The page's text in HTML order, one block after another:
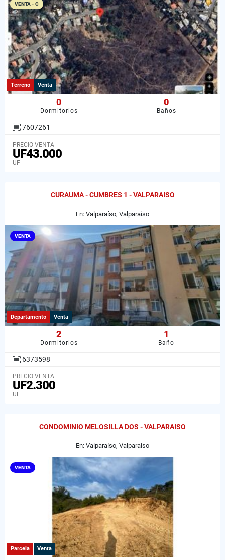
VENTA - C
Terreno Venta
0
Dormitorios
0
Baños
7607261
PRECIO VENTA
UF43.000
UF
CURAUMA - CUMBRES 1 - VALPARAISO
En: Valparaíso, Valparaiso
VENTA
Departamento Venta
2
Dormitorios
1
Baño
6373598
PRECIO VENTA
UF2.300
UF
CONDOMINIO MELOSILLA DOS - VALPARAISO
En: Valparaíso, Valparaiso
VENTA
Parcela Venta